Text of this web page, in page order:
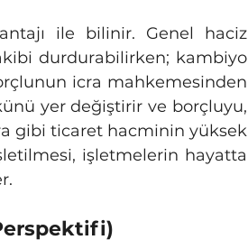
durdurabilirken; kambiyo
icra mahkemesinden
yer değiştirir ve borçluyu,
gibi ticaret hacminin yüksek
işletmelerin hayatta